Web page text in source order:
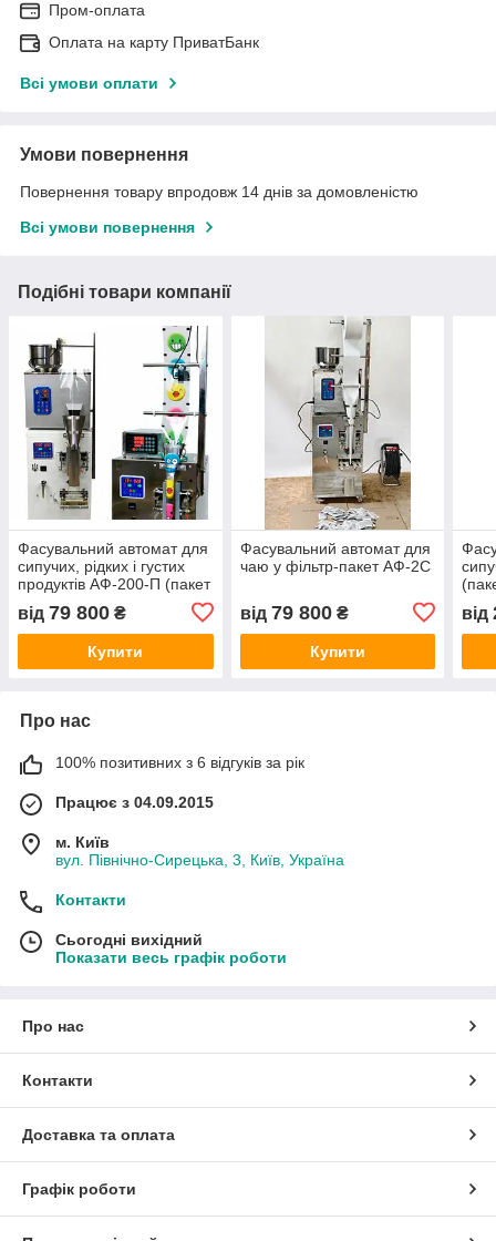
Пром-оплата
Оплата на карту ПриватБанк
Всі умови оплати
Умови повернення
Повернення товару впродовж 14 днів за домовленістю
Всі умови повернення
Подібні товари компанії
Фасувальний автомат для
сипучих, рідких і густих
продуктів АФ-200-П (пакет
від 79 800 ₴
Купити
Фасувальний автомат для
чаю у фільтр-пакет АФ-2С
від 79 800₴
Купити
від
Про нас
100% позитивних з 6 відгуків за рік
Працює з 04.09.2015
м. Київ
вул. Північно-Сирецька, 3, Київ, Україна
Контакти
Сьогодні вихідний
Показати весь графік роботи
Про нас
Контакти
Доставка та оплата
Графік роботи